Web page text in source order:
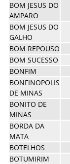
BOM JESUS DO
AMPARO
BOM JESUS DO
GALHO
BOM REPOUSO
BOM SUCESSO
BONFIM
BONFINOPOLIS
DE MINAS
BONITO DE
MINAS
BORDA DA
MATA
BOTELHOS
BOTUMIRIM